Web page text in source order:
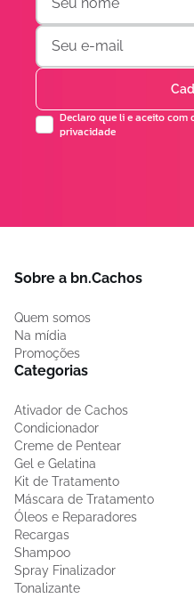
Declaro que li e aceito com
privacidade
Sobre a bn.Cachos
Quem somos
Na mídia
Promoções
Categorias
Ativador de Cachos
Condicionador
Creme de Pentear
Gel e Gelatina
Kit de Tratamento
Máscara de Tratamento
Óleos e Reparadores
Recargas
Shampoo
Spray Finalizador
Tonalizante